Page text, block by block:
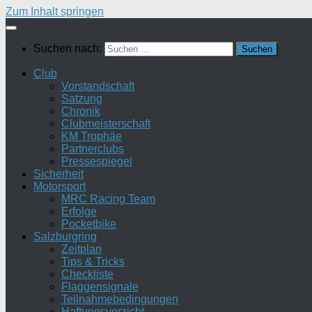
Zum Inhalt springen
Suchen nach:
Club
Vorstandschaft
Satzung
Chronik
Clubmeisterschaft
KM Trophäe
Partnerclubs
Pressespiegel
Sicherheit
Motorsport
MRC Racing Team
Erfolge
Pocketbike
Salzburgring
Zeitplan
Tips & Tricks
Checkliste
Flaggensignale
Teilnahmebedingungen